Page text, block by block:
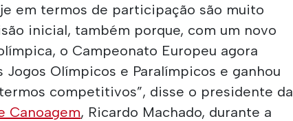
em termos de participação são muito
inicial, também porque, com um novo
o Campeonato Europeu agora
Olímpicos e Paralímpicos e ganhou
competitivos”, disse o presidente da
Canoagem, Ricardo Machado, durante a